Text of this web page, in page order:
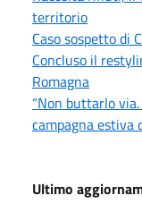
territorio
Caso sospetto di
Concluso il
Romagna
“Non buttarlo
campagna estiva
Ultimo